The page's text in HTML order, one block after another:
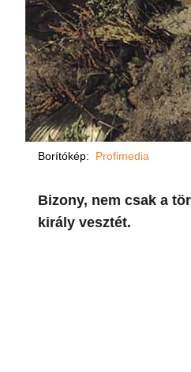
Borítókép: Profimedia
Bizony, nem csak a
király vesztét.